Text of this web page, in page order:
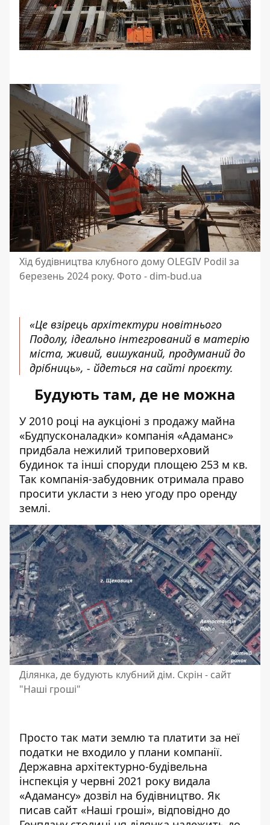
Хід будівництва клубного дому OLEGIV Podil за
березень 2024 року. Фото - dim-bud.ua
«Це взірець архітектури новітнього
Подолу, ідеально інтегрований в матерію
міста, живий, вишуканий, продуманий до
дрібниць», - йдеться на сайті проєкту.
Будують там, де не можна
У 2010 році на аукціоні з продажу майна
«Будпусконаладки» компанія «Адаманс»
придбала нежилий триповерховий
будинок та інші споруди площею 253 м кв.
Так компанія-забудовник отримала право
просити укласти з нею угоду про оренду
землі.
Ділянка, де будують клубний дім. Скрін - сайт
"Наші гроші"
Просто так мати землю та платити за неї
податки не входило у плани компанії.
Державна архітектурно-будівельна
інспекція у червні 2021 року видала
«Адамансу» дозвіл на будівництво. Як
писав сайт «Наші гроші», відповідно до